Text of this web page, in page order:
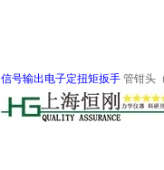
信号输出电子定扭矩扳手 管钳头